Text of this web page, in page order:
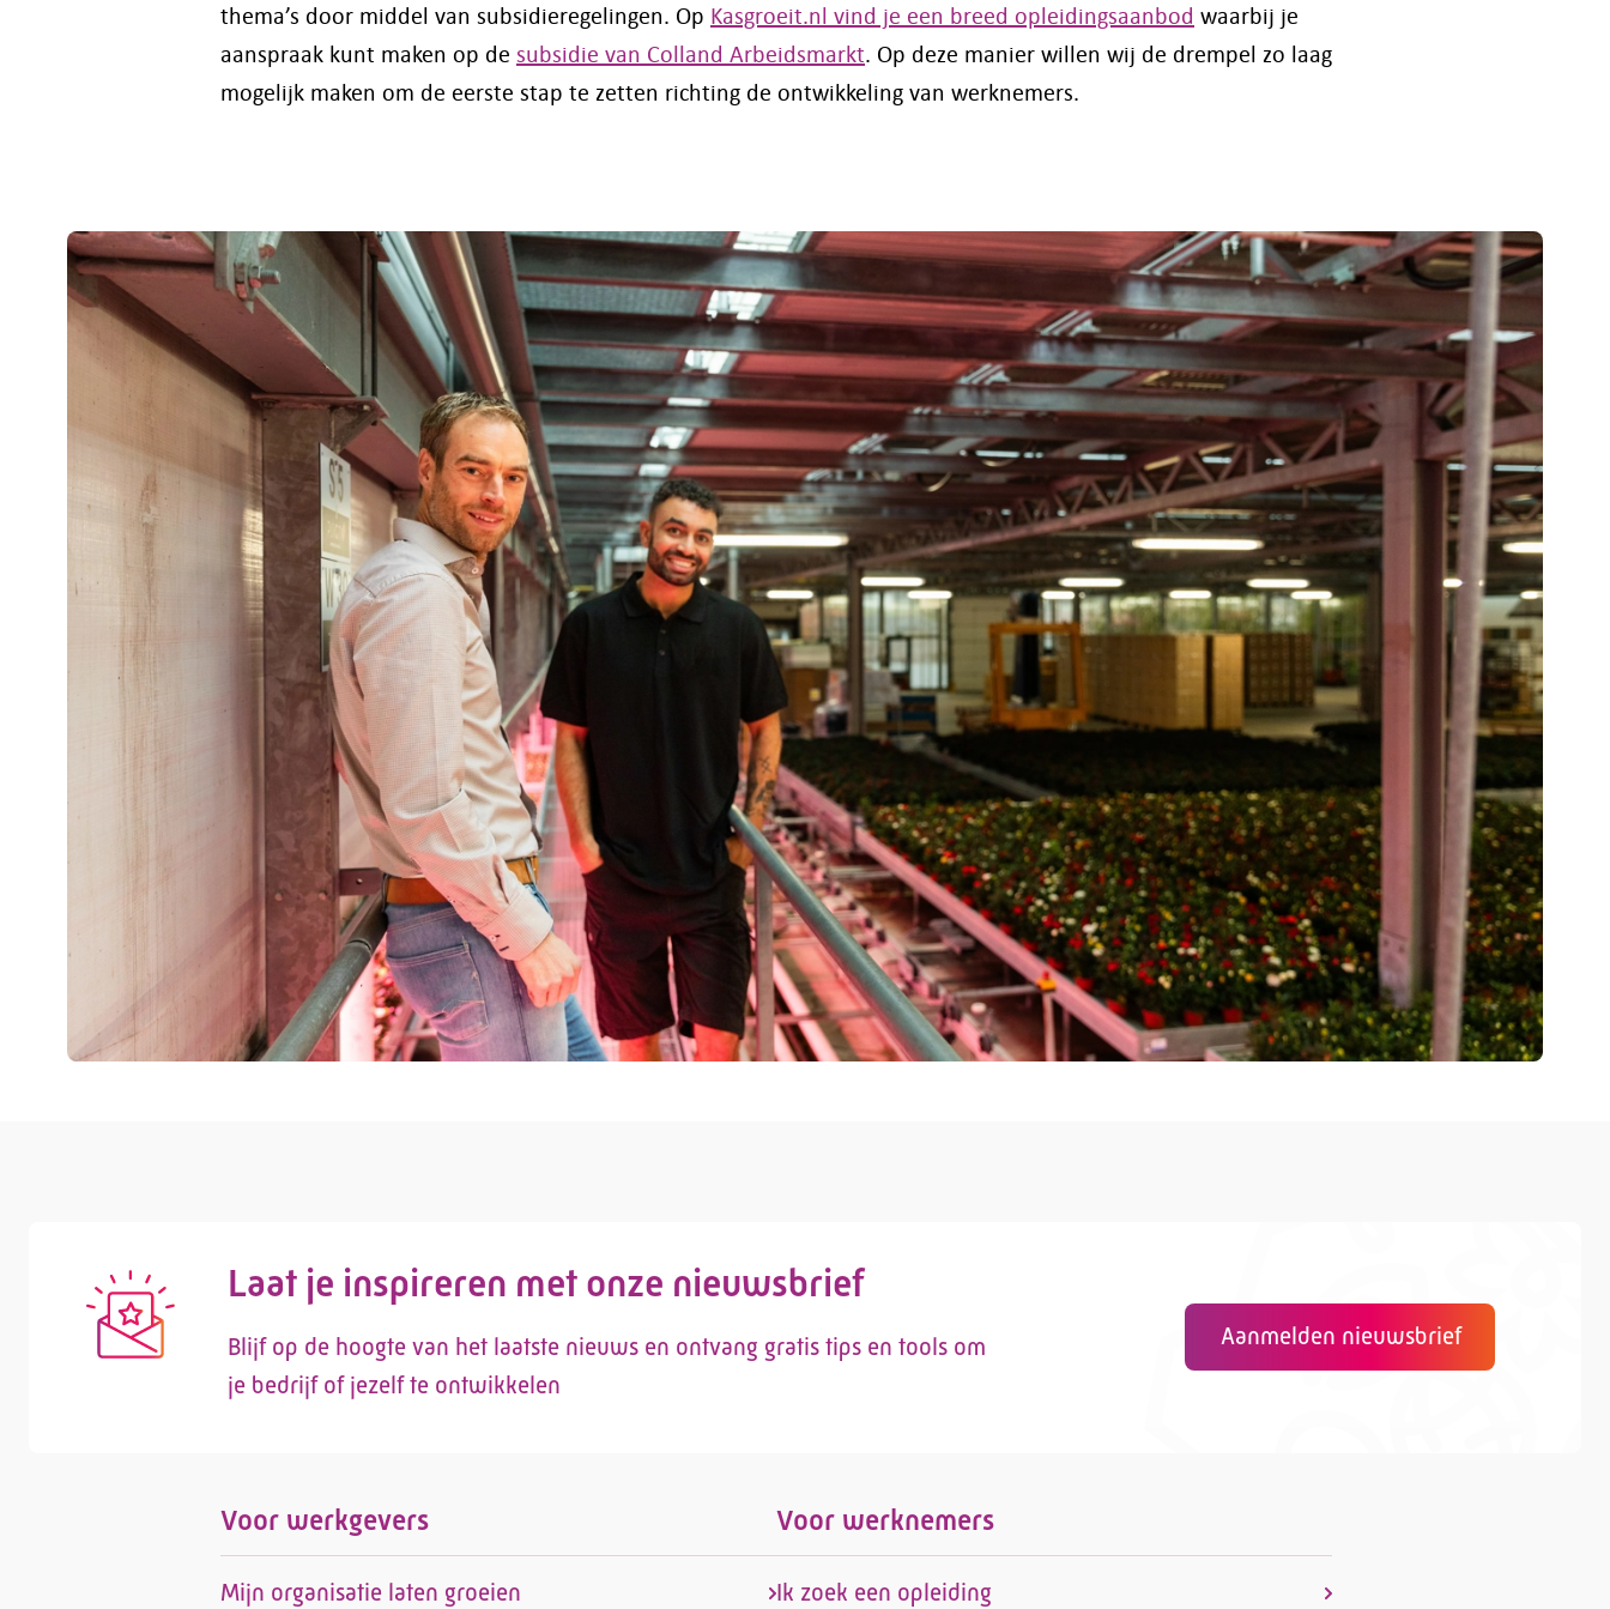
thema’s door middel van subsidieregelingen. Op Kasgroeit.nl vind je een breed opleidingsaanbod waarbij je
aanspraak kunt maken op de subsidie van Colland Arbeidsmarkt. Op deze manier willen wij de drempel zo laag
mogelijk maken om de eerste stap te zetten richting de ontwikkeling van werknemers.
Laat je inspireren met onze nieuwsbrief
Blijf op de hoogte van het laatste nieuws en ontvang gratis tips en tools om
je bedrijf of jezelf te ontwikkelen
Aanmelden nieuwsbrief
Voor werkgevers
Mijn organisatie laten groeien
Voor werknemers
Ik zoek een opleiding